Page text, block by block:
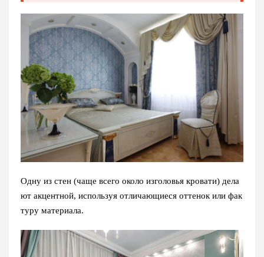
Одну из стен (чаще всего около изголовья кровати) дела
ют акцентной, используя отличающиеся оттенок или фак
туру материала.